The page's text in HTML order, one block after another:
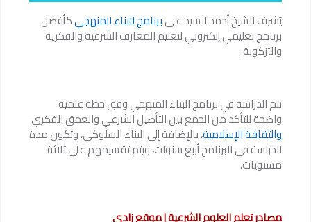
يُشرف الشيخ أحمد السيد علىبرنامج البناء المنهجيكأفضل
برنامج تعليمي إلكتروني لتعليم المعارف الشرعية والفكرية
والتزكوية.
تتم الدراسة في برنامج البناء المنهجي وفق خطة علمية
واضحة للتأكد من الجمع بين التأصيل الشرعي والعمق الفكري
والثقافة الإسلامية، بالإضافة إلى البناء السلوكي، وتكون مدة
الدراسة في البرنامج أربع سنوات، ويتم تقسيمهم على ثلاثة
مستويات.
مصادر تعلم العلوم الشرعية | موقع زادي